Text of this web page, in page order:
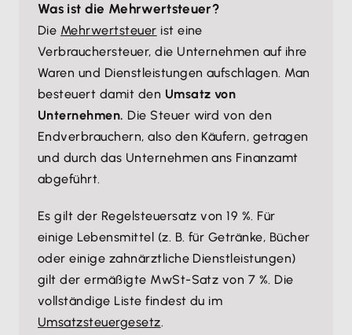
Was ist die Mehrwertsteuer?
Die Mehrwertsteuer ist eine
Verbrauchersteuer, die Unternehmen auf ihre
Waren und Dienstleistungen aufschlagen. Man
besteuert damit den Umsatz von
Unternehmen. Die Steuer wird von den
Endverbrauchern, also den Käufern, getragen
und durch das Unternehmen ans Finanzamt
abgeführt.
Es gilt der Regelsteuersatz von 19 %. Für
einige Lebensmittel (z. B. für Getränke, Bücher
oder einige zahnärztliche Dienstleistungen)
gilt der ermäßigte MwSt-Satz von 7 %. Die
vollständige Liste findest du im
Umsatzsteuergesetz.